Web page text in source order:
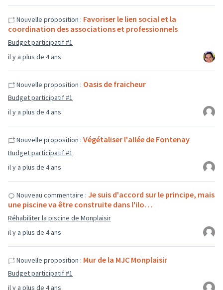
il y a plus de 4 ans
Nouvelle proposition : Favoriser le lien social et la
coordination des associations et professionnels
Budget participatif #1
il y a plus de 4 ans
Nouvelle proposition : Oasis de fraicheur
Budget participatif #1
il y a plus de 4 ans
Nouvelle proposition : Végétaliser l'allée de Fontenay
Budget participatif #1
il y a plus de 4 ans
Nouveau commentaire : Je suis d'accord sur le principe, mais
une piscine va être construite dans l'ilo…
Réhabiliter la piscine de Monplaisir
il y a plus de 4 ans
Nouvelle proposition : Mur de la MJC Monplaisir
Budget participatif #1